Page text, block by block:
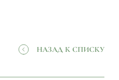
НАЗАД К СПИСКУ